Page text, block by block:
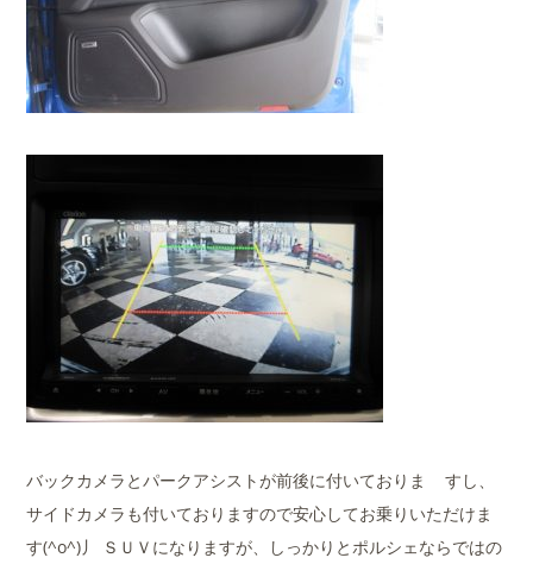
バックカメラとパークアシストが前後に付いておりま すし、
サイドカメラも付いておりますので安心してお乗りいただけま
す(^o^)丿 ＳＵＶになりますが、しっかりとポルシェならではの